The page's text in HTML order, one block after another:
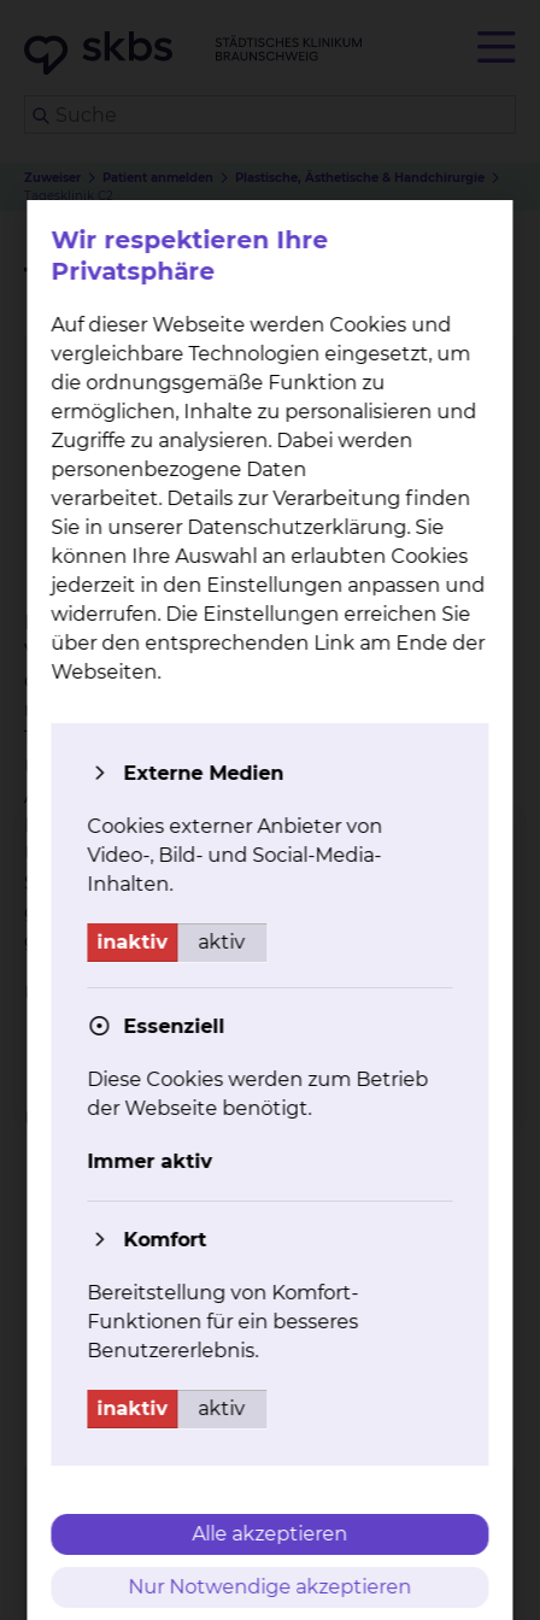
Zuweiser Patient anmelden
Plastische, Ästhetische & Handchirurgie
Tagesklinik C2
Tagesklinik C2
Hei­ke Chme­la
Fichtengrund 1, 38126 Braunschweig
Tel.:+49 531 595 1363
Tel.:+49 531 595 1362
Per E-Mail kontaktieren dienstlich
Der heutige Stand der Medizin erlaubt es, eine
Vielzahl von Operationen durchzuführen, ohne
dass für Sie dadurch ein stationärer Aufenthalt
12 Betten und steht für Patienten der
Unfallchirurgie, Orthopädie und Plastisch,
Ästhetischen sowie Handchirurgie zur Verfügung.
Durch moderne fachkundige, personelle
Überwachung sowie angepasste postoperative
Schmerztherapie möchten wir Ihnen den
geplanten Eingriff so angenehm wie möglich
gestalten.
Unsere Leistungen
Diagnostik und Behandlung
ambulante und stationäre Operationen
Unsere Vorteile
neueste Technologien
minimal invasive Verfahren
Ergebnisse
angenehme freundliche Umgebung
personalisierter Therapieplan
individuelle Betreuung
Kontakt Impressum
Bildnachweise
Städtisches Klinikum
Wir respektieren Ihre
Privatsphäre
Auf dieser Webseite werden Cookies und
vergleichbare Technologien eingesetzt, um
die ordnungsgemäße Funktion zu
ermöglichen, Inhalte zu personalisieren und
Zugriffe zu analysieren. Dabei werden
personenbezogene Daten
verarbeitet. Details zur Verarbeitung finden
Sie in unserer Datenschutzerklärung. Sie
können Ihre Auswahl an erlaubten Cookies
jederzeit in den Einstellungen anpassen und
widerrufen. Die Einstellungen erreichen Sie
über den entsprechenden Link am Ende der
Webseiten.
Externe Medien
Cookies externer Anbieter von
Video-, Bild- und Social-Media-
Inhalten.
inaktiv aktiv
Essenziell
Diese Cookies werden zum Betrieb
der Webseite benötigt.
Immer aktiv
Komfort
Bereitstellung von Komfort-
Funktionen für ein besseres
Benutzererlebnis.
inaktiv aktiv
Alle akzeptieren
Nur Notwendige akzeptieren